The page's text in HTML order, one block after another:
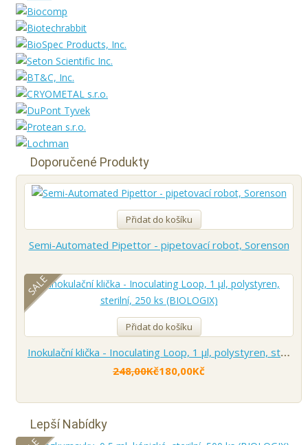
Doporučené Produkty
Přidat do košíku
Semi-Automated Pipettor - pipetovací robot, Sorenson
SALE
Přidat do košíku
Inokulační klička - Inoculating Loop, 1 µl, polystyren, sterilní, 250 ks (BIOLOGIX)
248,00Kč180,00Kč
Lepší Nabídky